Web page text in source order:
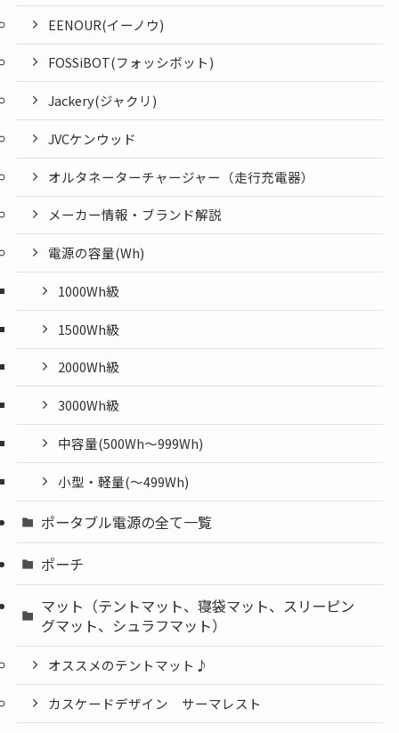
EENOUR(イーノウ)
FOSSiBOT(フォッシボット)
Jackery(ジャクリ)
JVCケンウッド
オルタネーターチャージャー（走行充電器）
メーカー情報・ブランド解説
電源の容量(Wh)
1000Wh級
1500Wh級
2000Wh級
3000Wh級
中容量(500Wh～999Wh)
小型・軽量(〜499Wh)
ポータブル電源の全て一覧
ポーチ
マット（テントマット、寝袋マット、スリーピン
グマット、シュラフマット）
オススメのテントマット♪
カスケードデザイン サーマレスト